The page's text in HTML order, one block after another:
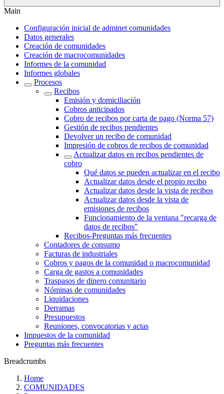
Main
Configuración inicial de adminet comunidades
Datos generales
Creación de comunidades
Creación de macrocomunidades
Informes de la comunidad
Informes globales
Procesos
Recibos
Emisión y domiciliación
Cobros anticipados
Cobro de recibos por carta de pago (Norma 57)
Gestión de recibos pendientes
Devolver un recibo de comunidad
Impresión de cobros de recibos de comunidad
Actualizar datos en recibos pendientes de
cobro
Qué datos se pueden actualizar en el recibo
Actualizar datos desde el propio recibo
Actualizar datos desde la vista de recibos
Actualizar datos desde la vista de
emisiones de recibos
Funcionamiento de la ventana "recarga de
datos de recibos"
Recibos-Preguntas más frecuentes
Contadores de consumo
Facturas de industriales
Cobros y pagos de la comunidad o macrocomunidad
Carga de gastos a comunidades
Traspasos de dinero comunitario
Nóminas de comunidades
Liquidaciones
Derramas
Presupuestos
Reuniones, convocatorias y actas
Impuestos de la comunidad
Preguntas más frecuentes
Breadcrumbs
Home
COMUNIDADES